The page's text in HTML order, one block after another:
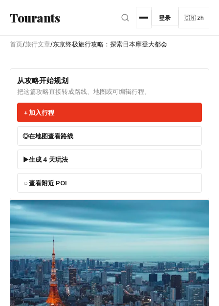
Tourants 登录 🇨🇳 zh
首页/旅行文章/东京终极旅行攻略：探索日本摩登大都会
从攻略开始规划
把这篇攻略直接转成路线、地图或可编辑行程。
加入行程
在地图查看路线
生成 4 天玩法
查看附近 POI